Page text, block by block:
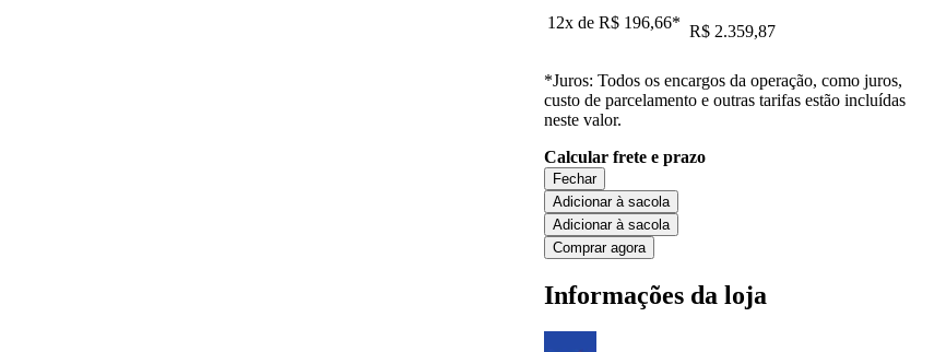
12x de R$ 196,66* R$ 2.359,87
*Juros: Todos os encargos da operação, como juros,
custo de parcelamento e outras tarifas estão incluídas
neste valor.
Calcular frete e prazo
Fechar
Adicionar à sacola
Adicionar à sacola
Comprar agora
Informações da loja